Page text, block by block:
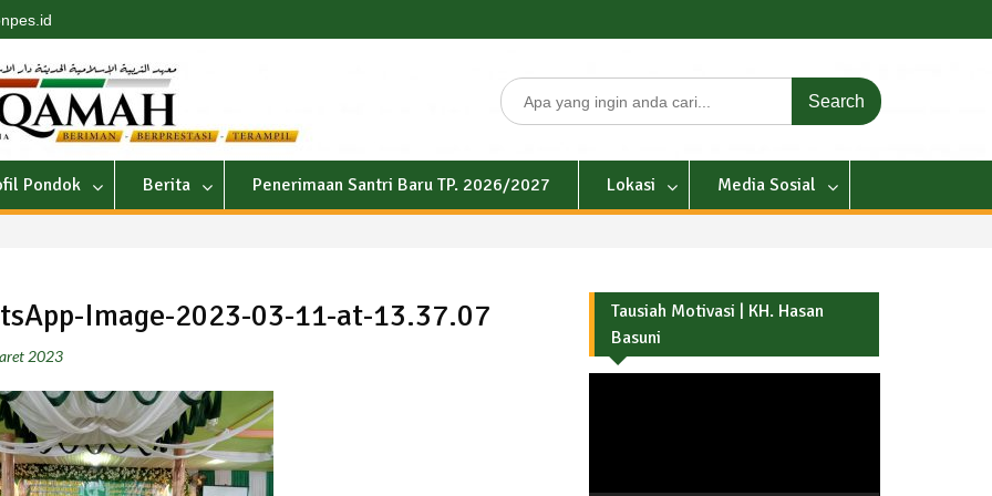
Search
for:
Pondok Berita Penerimaan Santri Baru TP. 2026/2027 Lokasi Media Sosial
Image-2023-03-11-at-13.37.07
2023
Tausiah Motivasi | KH. Hasan
Basuni